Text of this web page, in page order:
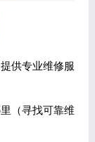
供专业维修服
（寻找可靠维